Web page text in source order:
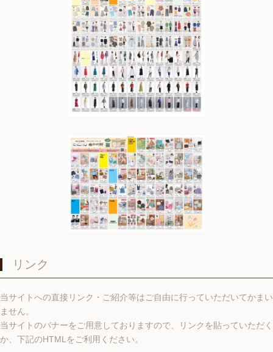
リンク
当サイトへの直接リンク・ご紹介等はご自由に行っていただいてかまい
ません。
当サイトのバナーをご用意しておりますので、リンクを貼っていただく
か、下記のHTMLをご利用ください。